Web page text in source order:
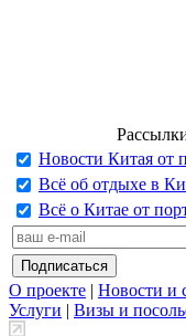
Новости Китая от
Всё об отдыхе в
Всё о Китае от
О проекте | Новости и
Услуги | Визы и